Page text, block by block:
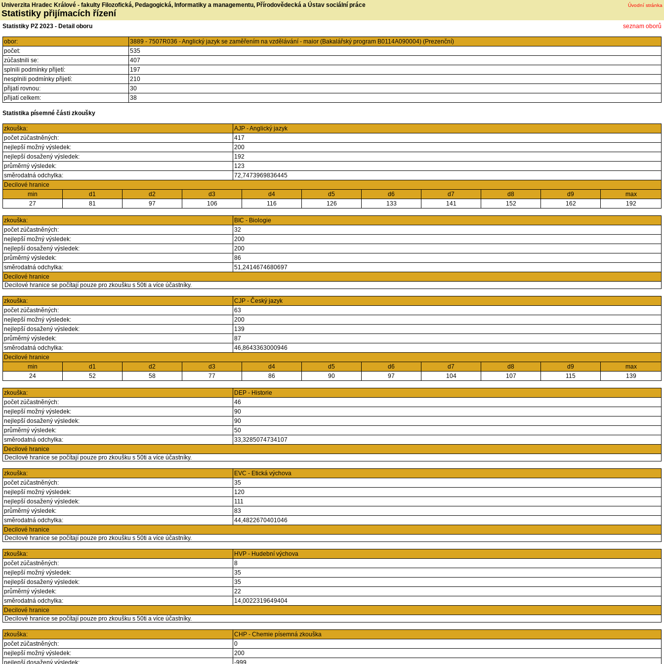
Univerzita Hradec Králové - fakulty Filozofická, Pedagogická, Informatiky a managementu, Přírodovědecká a Ústav sociální práce
Statistiky přijímacích řízení
Úvodní stránka
seznam oborů
Statistiky PZ 2023 - Detail oboru
obor:
3889 - 7507R036 - Anglický jazyk se zaměřením na vzdělávání - maior (Bakalářský program B0114A090004) (Prezenční)
počet:
535
zúčastnili se:
407
splnili podmínky přijetí:
197
nesplnili podmínky přijetí:
210
přijatí rovnou:
30
přijatí celkem:
38
Statistika písemné části zkoušky
zkouška:
AJP - Anglický jazyk
počet zúčastněných:
417
nejlepší možný výsledek:
200
nejlepší dosažený výsledek:
192
průměrný výsledek:
123
směrodatná odchylka:
72,7473969836445
Decilové hranice
min
d1 d2 d3 d4 d5 d6 d7 d8 d9
max
27
81 97 106 116 126 133 141 152 162 192
zkouška:
BIC - Biologie
počet zúčastněných:
32
nejlepší možný výsledek:
200
nejlepší dosažený výsledek:
200
průměrný výsledek:
86
směrodatná odchylka:
51,2414674680697
Decilové hranice
Decilové hranice se počítají pouze pro zkoušku s 50ti a více účastníky.
zkouška:
CJP - Český jazyk
počet zúčastněných:
63
nejlepší možný výsledek:
200
nejlepší dosažený výsledek:
139
průměrný výsledek:
87
směrodatná odchylka:
46,8643363000946
Decilové hranice
min
d1 d2 d3 d4 d5 d6 d7 d8 d9
max
24
52 58 77 86 90 97 104 107 115 139
zkouška:
DEP - Historie
počet zúčastněných:
46
nejlepší možný výsledek:
90
nejlepší dosažený výsledek:
90
průměrný výsledek:
50
směrodatná odchylka:
33,3285074734107
Decilové hranice
Decilové hranice se počítají pouze pro zkoušku s 50ti a více účastníky.
zkouška:
EVC - Etická výchova
počet zúčastněných:
35
nejlepší možný výsledek:
120
nejlepší dosažený výsledek:
111
průměrný výsledek:
83
směrodatná odchylka:
44,4822670401046
Decilové hranice
Decilové hranice se počítají pouze pro zkoušku s 50ti a více účastníky.
zkouška:
HVP - Hudební výchova
počet zúčastněných:
8
nejlepší možný výsledek:
35
nejlepší dosažený výsledek:
35
průměrný výsledek:
22
směrodatná odchylka:
14,0022319649404
Decilové hranice
Decilové hranice se počítají pouze pro zkoušku s 50ti a více účastníky.
zkouška:
CHP - Chemie písemná zkouška
počet zúčastněných:
0
nejlepší možný výsledek:
200
nejlepší dosažený výsledek:
-999